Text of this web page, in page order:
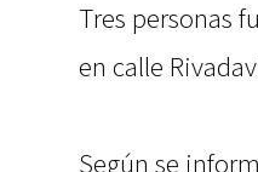
Tres personas
en calle